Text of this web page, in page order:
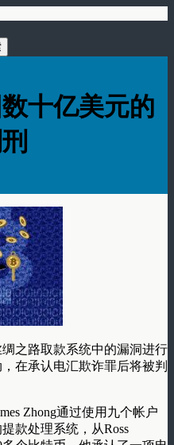
十亿美元的
之路取款系统中的漏洞进行
在承认电汇欺诈罪后将被判
Zhong通过使用九个帐户
款处理系统，从Ross